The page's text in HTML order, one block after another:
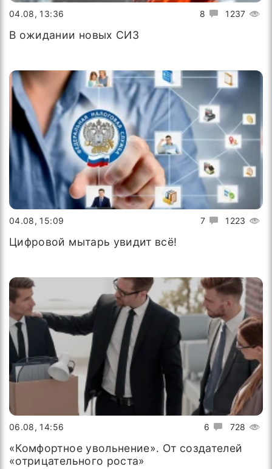
8 1237
04.08, 13:36
В ожидании новых СИЗ
7 1223
04.08, 15:09
Цифровой мытарь увидит всё!
6 728
06.08, 14:56
«Комфортное увольнение». От создателей
«отрицательного роста»